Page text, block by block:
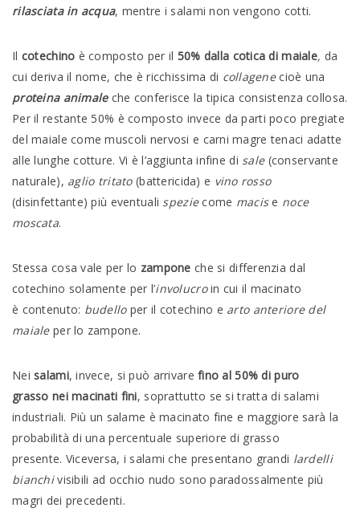
rilasciata in acqua, mentre i salami non vengono cotti.
Il cotechino è composto per il 50% dalla cotica di maiale, da
cui deriva il nome, che è ricchissima di collagenecioè una
proteina animaleche conferisce la tipica consistenza collosa.
Per il restante 50% è composto invece da parti poco pregiate
del maiale come muscoli nervosi e carni magre tenaci adatte
alle lunghe cotture. Vi è l’aggiunta infine di sale(conservante
naturale), aglio tritato(battericida) e vino rosso
(disinfettante) più eventuali speziecome macise noce
moscata.
Stessa cosa vale per lo zampone che si differenzia dal
cotechino solamente per l’involucroin cui il macinato
è contenuto: budelloper il cotechino e arto anteriore del
maialeper lo zampone.
Neisalami, invece, si può arrivarefino al 50% di puro
grasso nei macinati fini, soprattutto se si tratta di salami
industriali. Più un salame è macinato fine e maggiore sarà la
probabilità di una percentuale superiore di grasso
presente. Viceversa, i salami che presentano grandi lardelli
bianchivisibili ad occhio nudo sono paradossalmente più
magri dei precedenti.